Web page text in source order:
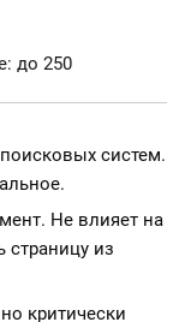
до 250
систем.
Не влияет на
страницу из
критически